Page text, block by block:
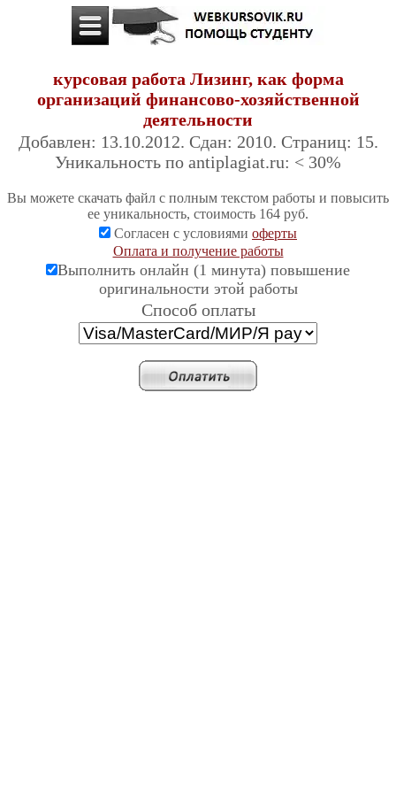
курсовая работа Лизинг, как форма
организаций финансово-хозяйственной
деятельности
Добавлен: 13.10.2012. Сдан: 2010. Страниц: 15.
Уникальность по antiplagiat.ru: < 30%
Вы можете скачать файл с полным текстом работы и повысить
ее уникальность, стоимость 164 руб.
Согласен с условиями оферты
Оплата и получение работы
Выполнить онлайн (1 минута) повышение
оригинальности этой работы
Cпособ оплаты